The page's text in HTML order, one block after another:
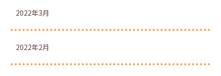
2022年3月
2022年2月